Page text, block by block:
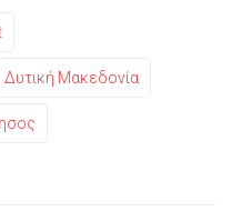
Δυτική Μακεδονία